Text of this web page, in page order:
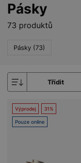
Pásky
73 produktů
Pásky (73)
Třídit
Výprodej 31%
Pouze online